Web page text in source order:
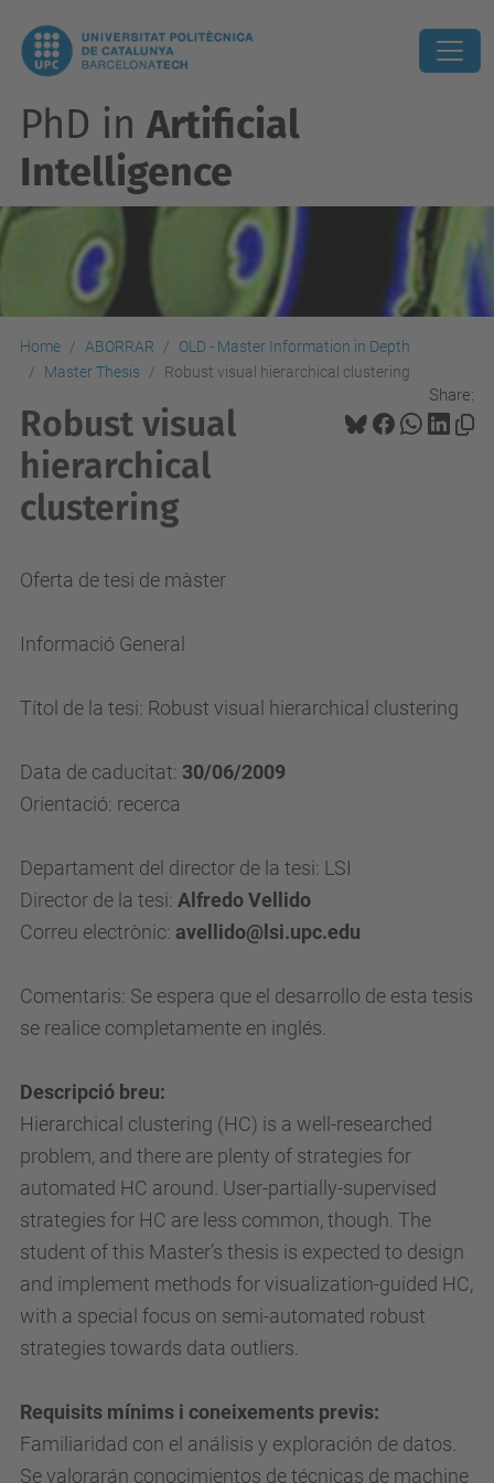
PhD in Artificial
Intelligence
Home ABORRAR
OLD - Master Information in Depth
Master Thesis
Robust visual hierarchical clustering
Share:
Robust visual
hierarchical
clustering
Oferta de tesi de màster
Informació General
Títol de la tesi: Robust visual hierarchical clustering
Data de caducitat: 30/06/2009
Orientació: recerca
Departament del director de la tesi: LSI
Director de la tesi: Alfredo Vellido
Correu electrònic: avellido@lsi.upc.edu
Comentaris: Se espera que el desarrollo de esta tesis
se realice completamente en inglés.
Descripció breu:
Hierarchical clustering (HC) is a well-researched
problem, and there are plenty of strategies for
automated HC around. User-partially-supervised
strategies for HC are less common, though. The
student of this Master’s thesis is expected to design
and implement methods for visualization-guided HC,
with a special focus on semi-automated robust
strategies towards data outliers.
Requisits mínims i coneixements previs:
Familiaridad con el análisis y exploración de datos.
Se valorarán conocimientos de técnicas de machine